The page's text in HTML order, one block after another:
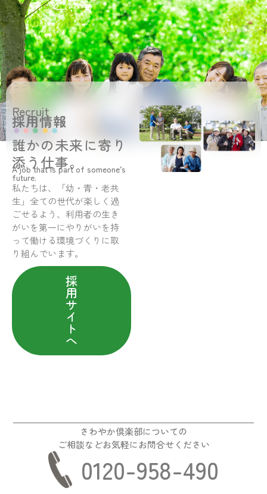
Recruit
採用情報
誰かの未来に寄り
添う仕事。
A job that is part of someone’s
future.
私たちは、「幼・青・老共
生」全ての世代が楽しく過
ごせるよう、利用者の生き
がいを第一にやりがいを持
って働ける環境づくりに取
り組んでいます。
採
用
サ
イ
ト
へ
さわやか倶楽部についての
ご相談などお気軽にお問合せください
0120-958-490